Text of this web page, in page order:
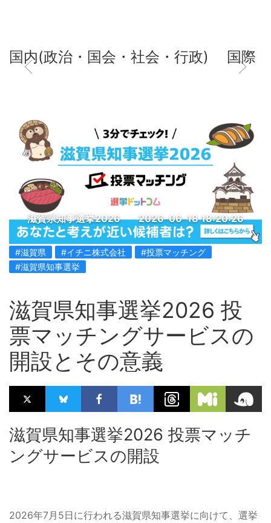
国内(政治・国会・社会・行政) 国際
滋賀県知事選挙2026 2026-06-18 18:20:26
#滋賀県 #イチニ株式会社
#投票マッチング
#滋賀県知事選挙
滋賀県知事選挙2026 投
票マッチングサービスの
開設とその意義
滋賀県知事選挙2026 投票マッチ
ングサービスの開設
2026年7月5日に行われる滋賀県知事選挙に向けて、選挙